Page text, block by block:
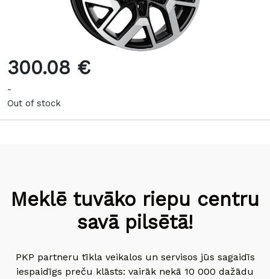
300.08 €
-
Out of stock
Meklē tuvāko riepu centru
savā pilsētā!
PKP partneru tīkla veikalos un servisos jūs sagaidīs
iespaidīgs preču klāsts: vairāk nekā 10 000 dažādu